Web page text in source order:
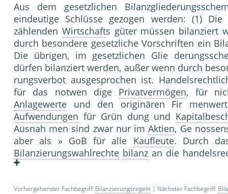
Aus dem gesetzlichen
eindeutige Schlüsse gezogen werden: (1)
zählenden Wirtschafts güter müssen bilanziert
durch besondere gesetzliche Vorschriften ein
Die übrigen, im gesetzlichen Glie
dürfen bilanziert werden, außer wenn durch
rungsverbot ausgesprochen ist.
für das notwen dige Privatvermögen, für
Anlagewerte und den originären Fir
Aufwendungen für Grün dung und
Ausnah men sind zwar nur imAktien, Ge
aber als » GoB für alle Kaufleute. Durch
Bilanzierungswahlrechte bilanz an die
Vorhergehender Fachbegriff: Bilanzierungsregeln | Nächster Fachbegriff: